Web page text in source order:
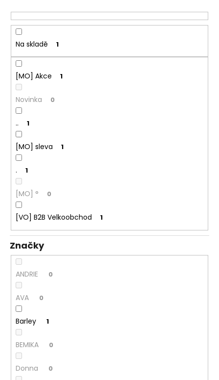
k
t
ůNa skladě 1
[MO] Akce 1
Novinka 0
.. 1
[MO] sleva 1
. 1
[MO] ° 0
[VO] B2B Velkoobchod 1
Značky
ANDRIE 0
AVA 0
Barley 1
BEMIKA 0
Donna 0